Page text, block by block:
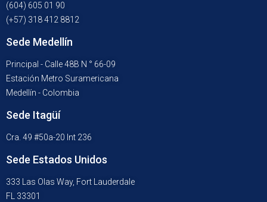
(604) 605 01 90
(+57) 318 412 8812
Sede Medellín
Principal - Calle 48B N ° 66-09
Estación Metro Suramericana
Medellín - Colombia
Sede Itagüí
Cra. 49 #50a-20 Int 236
Sede Estados Unidos
333 Las Olas Way, Fort Lauderdale
FL 33301